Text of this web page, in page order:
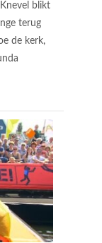
blikt
terug
de kerk,